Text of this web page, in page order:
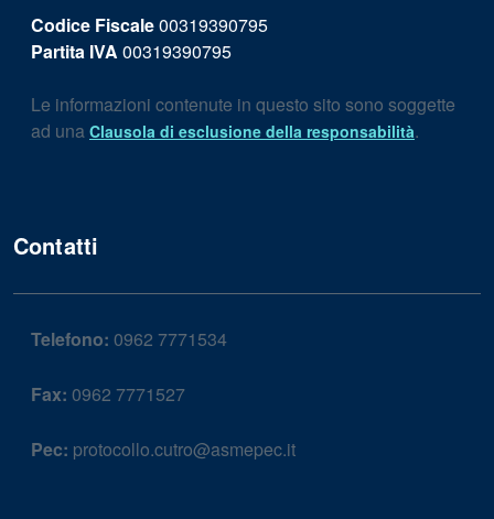
Codice Fiscale00319390795
Partita IVA 00319390795
Le informazioni contenute in questo sito sono soggette
ad una Clausola di esclusione della responsabilità.
Contatti
Telefono: 0962 7771534
Fax: 0962 7771527
Pec: protocollo.cutro@asmepec.it